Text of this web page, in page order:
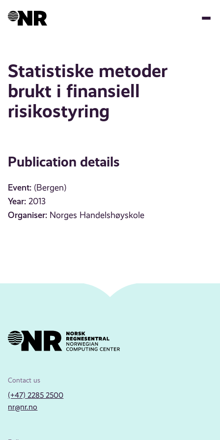
Statistiske metoder
brukt i finansiell
risikostyring
Publication details
Event: (Bergen)
Year: 2013
Organiser: Norges Handelshøyskole
Contact us
(+47) 2285 2500
nr@nr.no